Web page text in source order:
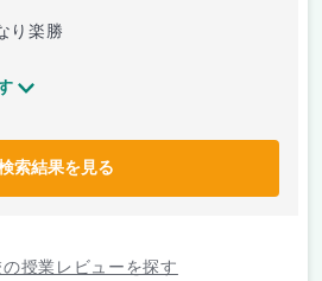
り楽勝
索結果を見る
授業レビューを探す